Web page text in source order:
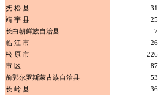
抚 松 县
31
靖 宇 县
25
长白朝鲜族自治县
7
临 江 市
26
松 原 市
226
市 区
87
前郭尔罗斯蒙古族自治县
53
长 岭 县
36